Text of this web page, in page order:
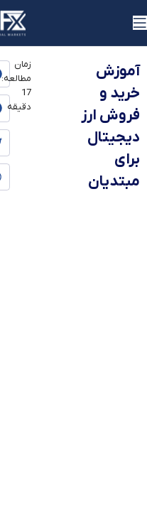
یوتوفارکس
آموزش
خرید و
فروش ارز
دیجیتال
برای
مبتدیان
زمان
مطالعه:
17
دقیقه